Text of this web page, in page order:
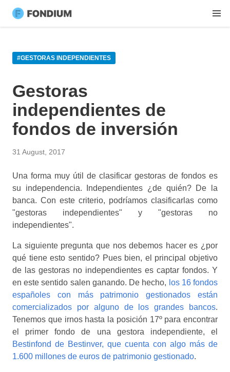
#GESTORAS INDEPENDIENTES
Gestoras
independientes de
fondos de inversión
31 August, 2017
Una forma muy útil de clasificar gestoras de fondos es
su independencia. Independientes ¿de quién? De la
banca. Con este criterio, podríamos clasificarlas como
"gestoras independientes" y "gestoras no
independientes".
La siguiente pregunta que nos debemos hacer es ¿por
qué tiene esto sentido? Pues bien, el principal objetivo
de las gestoras no independientes es captar fondos. Y
en este sentido salen ganando. De hecho, los 16 fondos
españoles con más patrimonio gestionados están
comercializados por alguno de los grandes bancos.
Tenemos que irnos hasta la posición 17º para encontrar
el primer fondo de una gestora independiente, el
Bestinfond de Bestinver, que cuenta con algo más de
1.600 millones de euros de patrimonio gestionado.